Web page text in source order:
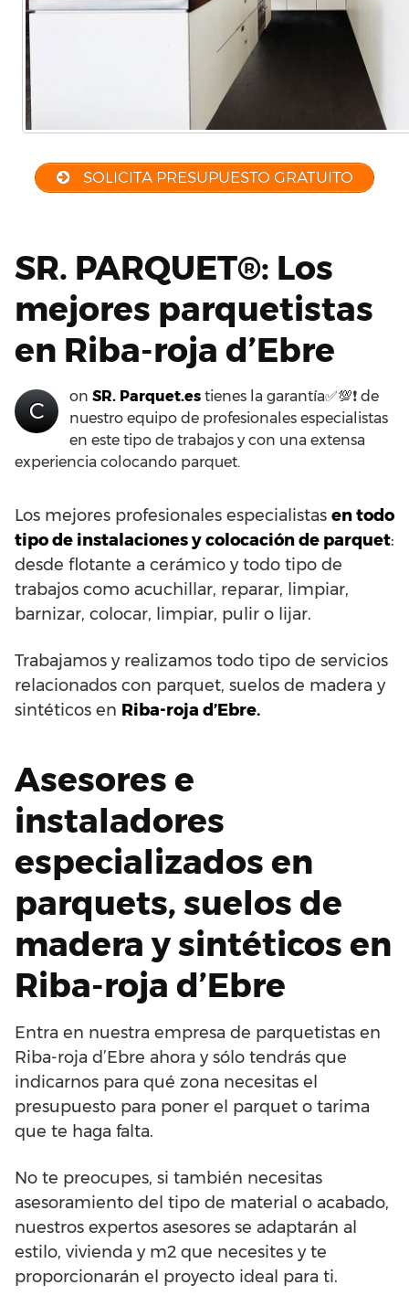
SOLICITA PRESUPUESTO GRATUITO
SR. PARQUET®: Los
mejores parquetistas
en Riba-roja d’Ebre
C
on SR. Parquet.es tienes la garantía✅💯❗ de
nuestro equipo de profesionales especialistas
en este tipo de trabajos y con una extensa
experiencia colocando parquet.
Los mejores profesionales especialistas en todo
tipo de instalaciones y colocación de parquet:
desde flotante a cerámico y todo tipo de
trabajos como acuchillar, reparar, limpiar,
barnizar, colocar, limpiar, pulir o lijar.
Trabajamos y realizamos todo tipo de servicios
relacionados con parquet, suelos de madera y
sintéticos en Riba-roja d’Ebre.
Asesores e
instaladores
especializados en
parquets, suelos de
madera y sintéticos en
Riba-roja d’Ebre
Entra en nuestra empresa de parquetistas en
Riba-roja d’Ebre ahora y sólo tendrás que
indicarnos para qué zona necesitas el
presupuesto para poner el parquet o tarima
que te haga falta.
No te preocupes, si también necesitas
asesoramiento del tipo de material o acabado,
nuestros expertos asesores se adaptarán al
estilo, vivienda y m2 que necesites y te
proporcionarán el proyecto ideal para ti.